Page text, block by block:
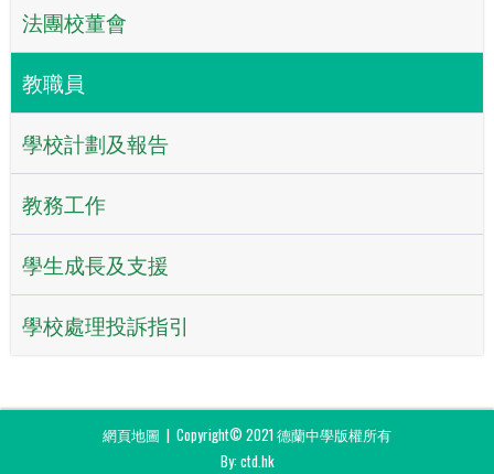
法團校董會
教職員
學校計劃及報告
教務工作
學生成長及支援
學校處理投訴指引
網頁地圖 | Copyright© 2021 德蘭中學版權所有
By: ctd.hk